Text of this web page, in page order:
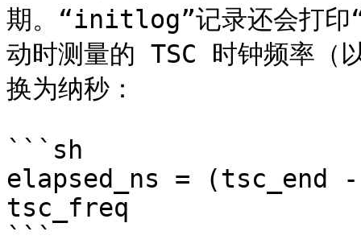
期。“initlog”记录还会打
动时测量的 TSC 时钟频率（
换为纳秒：
```sh
elapsed_ns =
tsc_freq
```